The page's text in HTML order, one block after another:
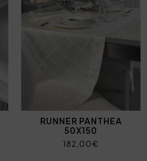
RUNNER PANTHEA
50X150
182,00€